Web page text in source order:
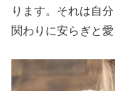
ります。それは自
関わりに安らぎと愛